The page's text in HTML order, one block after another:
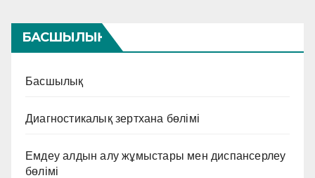
БАСШЫЛЫҚ
Басшылық
Диагностикалық зертхана бөлімі
Емдеу алдын алу жұмыстары мен диспансерлеу
бөлімі